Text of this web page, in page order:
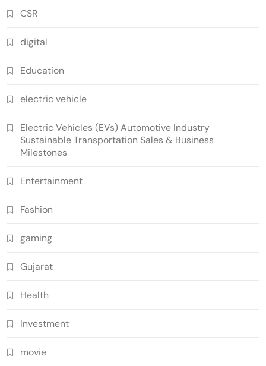
CSR
digital
Education
electric vehicle
Electric Vehicles (EVs) Automotive Industry
Sustainable Transportation Sales & Business
Milestones
Entertainment
Fashion
gaming
Gujarat
Health
Investment
movie